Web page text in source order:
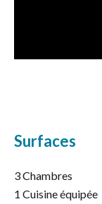
Surfaces
3 Chambres
1 Cuisine équipée